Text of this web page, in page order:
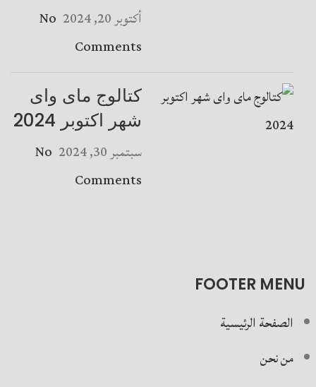
أكتوبر 20, 2024
No
Comments
كتالوج ماى واى
شهر اكتوبر 2024
سبتمبر 30, 2024
No
Comments
FOOTER MENU
الصفحة الرئيسية
من نحن